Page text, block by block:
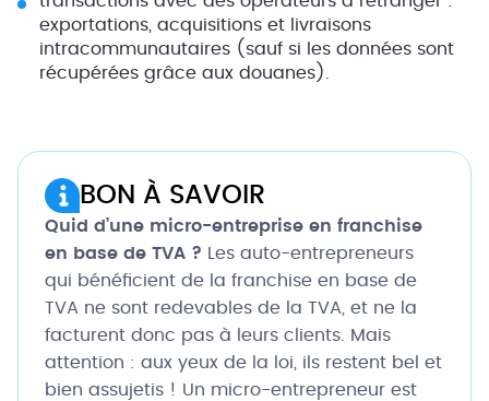
exportations, acquisitions et livraisons
intracommunautaires (sauf si les données sont
récupérées grâce aux douanes).
BON À SAVOIR
Quid d’une micro-entreprise en franchise
en base de TVA ? Les auto-entrepreneurs
qui bénéficient de la franchise en base de
TVA ne sont redevables de la TVA, et ne la
facturent donc pas à leurs clients. Mais
attention : aux yeux de la loi, ils restent bel et
bien assujetis ! Un micro-entrepreneur est